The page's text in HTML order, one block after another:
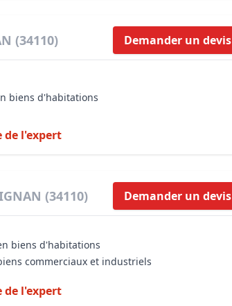
(34110) Demander un devis
biens d'habitations
de l'expert
(34110) Demander un devis
biens d'habitations
commerciaux et industriels
de l'expert